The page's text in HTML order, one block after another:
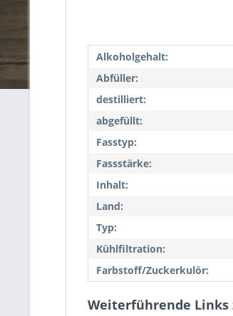
Alkoholgehalt:
Abfüller:
destilliert:
abgefüllt:
Fasstyp:
Fassstärke:
Inhalt:
Land:
Typ:
Kühlfiltration:
Farbstoff/Zuckerkulör:
Weiterführende Links